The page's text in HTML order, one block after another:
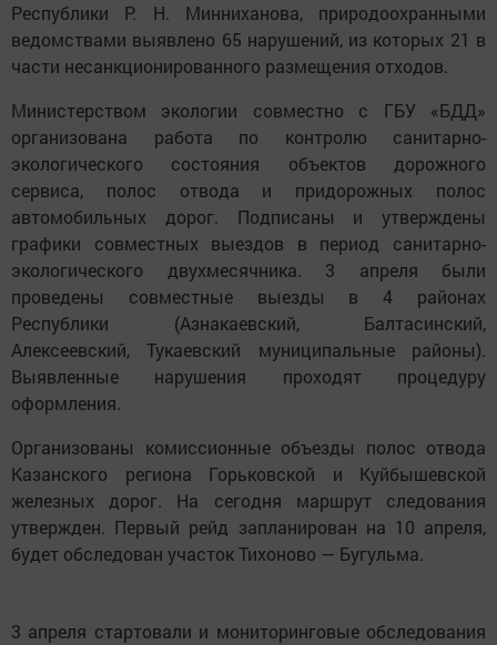
Республики Р. Н. Минниханова, природоохранными
ведомствами выявлено 65 нарушений, из которых 21 в
части несанкционированного размещения отходов.
Министерством экологии совместно с ГБУ «БДД»
организована работа по контролю санитарно-
экологического состояния объектов дорожного
сервиса, полос отвода и придорожных полос
автомобильных дорог. Подписаны и утверждены
графики совместных выездов в период санитарно-
экологического двухмесячника. 3 апреля были
проведены совместные выезды в 4 районах
Республики (Азнакаевский, Балтасинский,
Алексеевский, Тукаевский муниципальные районы).
Выявленные нарушения проходят процедуру
оформления.
Организованы комиссионные объезды полос отвода
Казанского региона Горьковской и Куйбышевской
железных дорог. На сегодня маршрут следования
утвержден. Первый рейд запланирован на 10 апреля,
будет обследован участок Тихоново — Бугульма.
3 апреля стартовали и мониторинговые обследования